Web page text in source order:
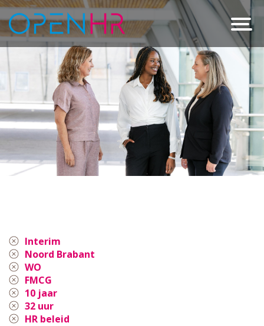
Interim
Noord Brabant
WO
FMCG
10 jaar
32 uur
HR beleid